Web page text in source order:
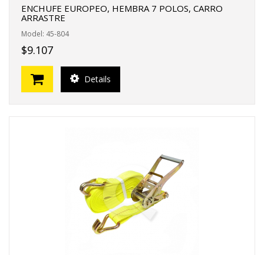
ENCHUFE EUROPEO, HEMBRA 7 POLOS, CARRO
ARRASTRE
Model: 45-804
$9.107
Details